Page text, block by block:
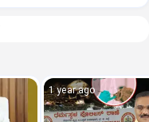
1 year ago